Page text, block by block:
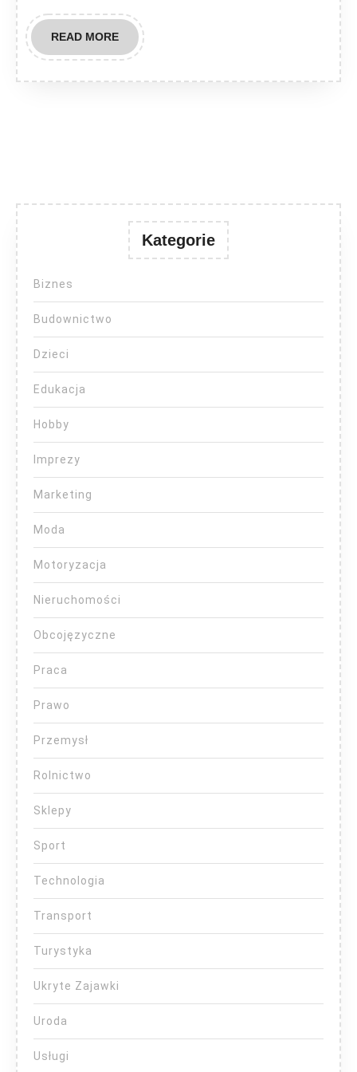
READ MOREREAD
MORE
Kategorie
Biznes
Budownictwo
Dzieci
Edukacja
Hobby
Imprezy
Marketing
Moda
Motoryzacja
Nieruchomości
Obcojęzyczne
Praca
Prawo
Przemysł
Rolnictwo
Sklepy
Sport
Technologia
Transport
Turystyka
Ukryte Zajawki
Uroda
Usługi